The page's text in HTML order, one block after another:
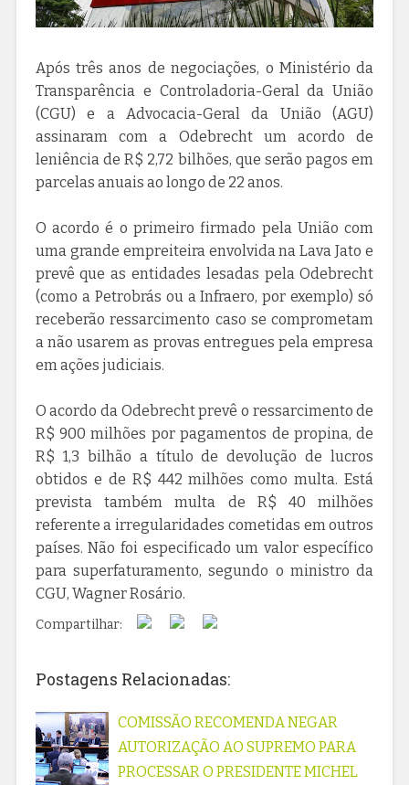
Após três anos de negociações, o Ministério da
Transparência e Controladoria-Geral da União
(CGU) e a Advocacia-Geral da União (AGU)
assinaram com a Odebrecht um acordo de
leniência de R$ 2,72 bilhões, que serão pagos em
parcelas anuais ao longo de 22 anos.
O acordo é o primeiro firmado pela União com
uma grande empreiteira envolvida na Lava Jato e
prevê que as entidades lesadas pela Odebrecht
(como a Petrobrás ou a Infraero, por exemplo) só
receberão ressarcimento caso se comprometam
a não usarem as provas entregues pela empresa
em ações judiciais.
O acordo da Odebrecht prevê o ressarcimento de
R$ 900 milhões por pagamentos de propina, de
R$ 1,3 bilhão a título de devolução de lucros
obtidos e de R$ 442 milhões como multa. Está
prevista também multa de R$ 40 milhões
referente a irregularidades cometidas em outros
países. Não foi especificado um valor específico
para superfaturamento, segundo o ministro da
CGU, Wagner Rosário.
Compartilhar:
Postagens Relacionadas:
COMISSÃO RECOMENDA NEGAR
AUTORIZAÇÃO AO SUPREMO PARA
PROCESSAR O PRESIDENTE MICHEL